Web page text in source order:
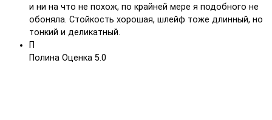
и ни на что не похож, по крайней мере я подобного не
обоняла. Стойкость хорошая, шлейф тоже длинный, но
тонкий и деликатный.
П
Полина Оценка 5.0